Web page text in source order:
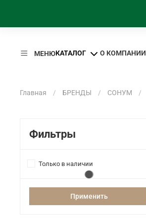
МЕНЮКАТАЛОГ О КОМПАНИИ
Главная БРЕНДЫ СОНУМ
Фильтры
Только в наличии
Применить